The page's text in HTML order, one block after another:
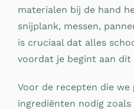
materialen bij de hand
snijplank, messen,
is cruciaal dat alles
voordat je begint aan
Voor de recepten die we
ingrediënten nodig